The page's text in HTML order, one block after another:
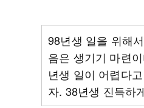
98년생 일을 위해
음은 생기기 마련
년생 일이 어렵다
자. 38년생 진득하